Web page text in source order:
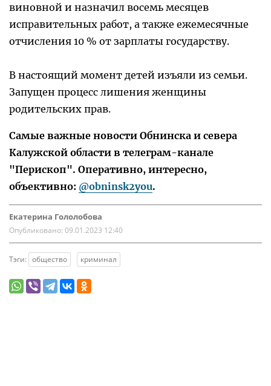
виновной и назначил восемь месяцев
исправительных работ, а также ежемесячные
отчисления 10 % от зарплаты государству.
В настоящий момент детей изъяли из семьи.
Запущен процесс лишения женщины
родительских прав.
Самые важные новости Обнинска и севера
Калужской области в телеграм-канале
"Перископ". Оперативно, интересно,
объективно: @obninsk2you.
Екатерина Гололобова
Опубликовано: 09.01.2023 12:40
Тэги: общество криминал